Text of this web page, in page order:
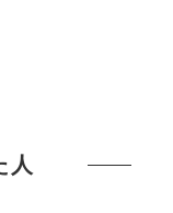
人